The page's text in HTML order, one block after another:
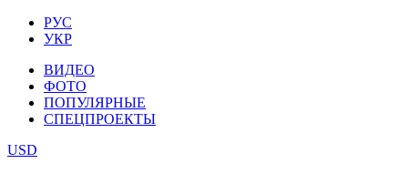
РУС
УКР
ВИДЕО
ФОТО
ПОПУЛЯРНЫЕ
СПЕЦПРОЕКТЫ
USD